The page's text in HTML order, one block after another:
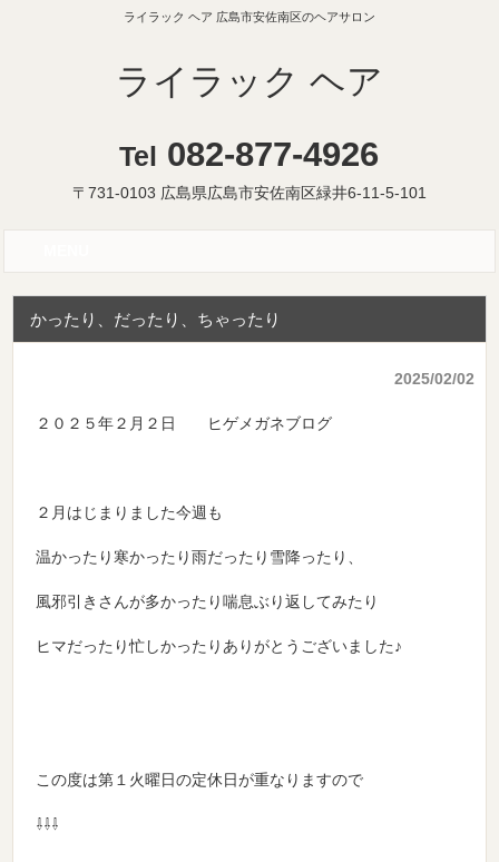
ライラック ヘア 広島市安佐南区のヘアサロン
ライラック ヘア
Tel 082-877-4926
〒731-0103 広島県広島市安佐南区緑井6-11-5-101
かったり、だったり、ちゃったり
2025/02/02
２０２５年２月２日 ヒゲメガネブログ
２月はじまりました今週も
温かったり寒かったり雨だったり雪降ったり、
風邪引きさんが多かったり喘息ぶり返してみたり
ヒマだったり忙しかったりありがとうございました♪
この度は第１火曜日の定休日が重なりますので
⇩⇩⇩